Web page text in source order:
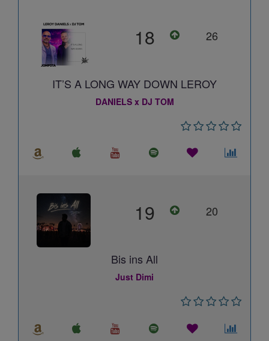
18 26
IT’S A LONG WAY DOWN LEROY
DANIELS x DJ TOM
19 20
Bis ins All
Just Dimi